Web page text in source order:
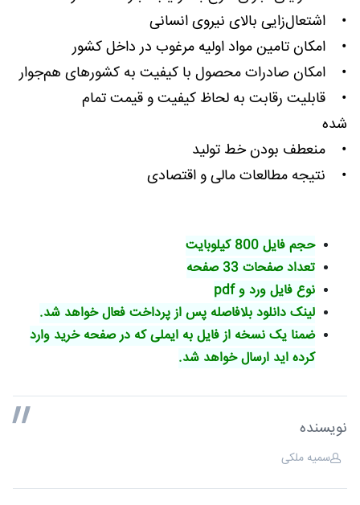
• اشتعال‌زایی بالای نیروی انسانی
• امکان تامین مواد اولیه مرغوب در داخل کشور
• امکان صادرات محصول با کیفیت به کشورهای هم‌جوار
• قابلیت رقابت به لحاظ کیفیت و قیمت تمام
شده
• منعطف بودن خط تولید
• نتیجه مطالعات مالی و اقتصادی
حجم فایل 800 کیلوبایت
تعداد صفحات 33 صفحه
نوع فایل ورد و pdf
لینک دانلود بلافاصله پس از پرداخت فعال خواهد شد.
ضمنا یک نسخه از فایل به ایملی که در صفحه خرید وارد
کرده اید ارسال خواهد شد.
نویسنده
سمیه ملکی